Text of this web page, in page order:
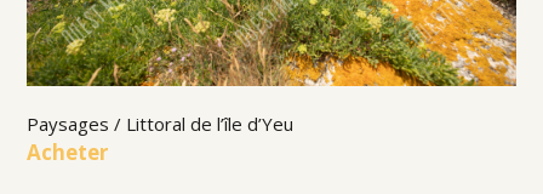
Paysages / Littoral de l’île d’Yeu
Acheter